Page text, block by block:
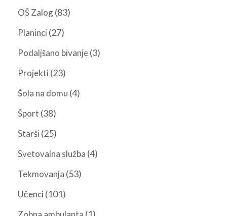
OŠ Zalog(83)
Planinci (27)
Podaljšano bivanje(3)
Projekti (23)
Šola na domu (4)
Šport (38)
Starši (25)
Svetovalna služba (4)
Tekmovanja (53)
Učenci (101)